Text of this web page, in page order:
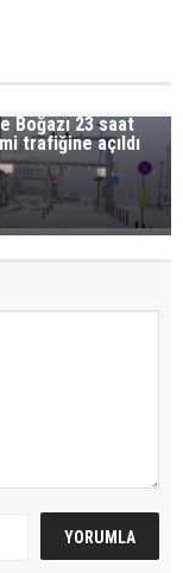
Boğazı 23 saat
trafiğine açıldı